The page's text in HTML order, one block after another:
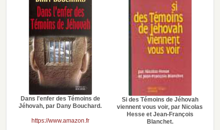
Dans l'enfer des Témoins de
Jéhovah, par Dany Bouchard.
https://www.amazon.fr
Si des Témoins de Jéhovah
viennent vous voir, par Nicolas
Hesse et Jean-François
Blanchet.